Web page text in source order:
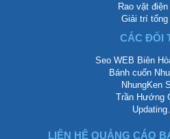
Rao vặt điện
Giải trí
CÁC ĐỐI
Seo WEB Biên
Bánh cuốn
NhungKen
Trần Hướng
Updating...
LIÊN HỆ QUẢNG CÁO